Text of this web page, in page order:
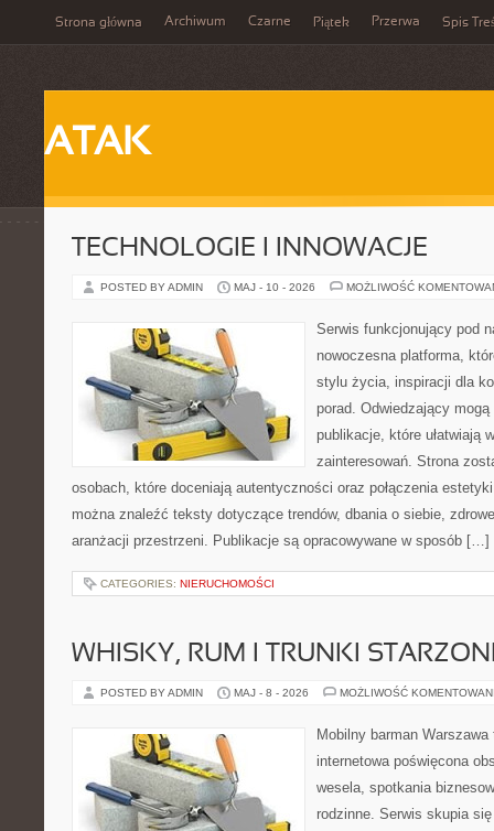
Strona główna Archiwum Czarne Piątek Przerwa Spis
ATAK
TECHNOLOGIE I INNOWACJE
POSTED BY ADMIN MAJ - 10 - 2026 MOŻLIWOŚĆ
Serwis funkcjonujący pod
nowoczesna platforma,
stylu życia, inspiracji dla
porad. Odwiedzający
publikacje, które ułatwiają
zainteresowań. Strona
osobach, które doceniają autentyczności oraz połączenia
można znaleźć teksty dotyczące trendów, dbania o siebie,
aranżacji przestrzeni. Publikacje są opracowywane w sposób […]
CATEGORIES: NIERUCHOMOŚCI
WHISKY, RUM I TRUNKI
POSTED BY ADMIN MAJ - 8 - 2026 MOŻLIWOŚĆ
Mobilny barman
internetowa poświęcona
wesela, spotkania
rodzinne. Serwis skupia